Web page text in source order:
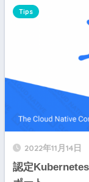
2022年11月14日
認定
Tips